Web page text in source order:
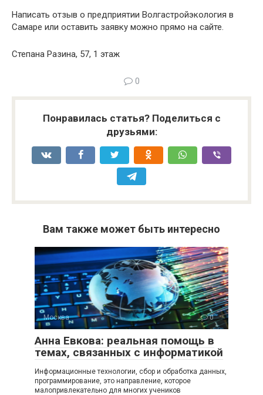
Написать отзыв о предприятии Волгастройэкология в
Самаре или оставить заявку можно прямо на сайте.
Степана Разина, 57, 1 этаж
0
Понравилась статья? Поделиться с
друзьями:
Вам также может быть интересно
Москва 0
Анна Евкова: реальная помощь в
темах, связанных с информатикой
Информационные технологии, сбор и обработка данных,
программирование, это направление, которое
малопривлекательно для многих учеников